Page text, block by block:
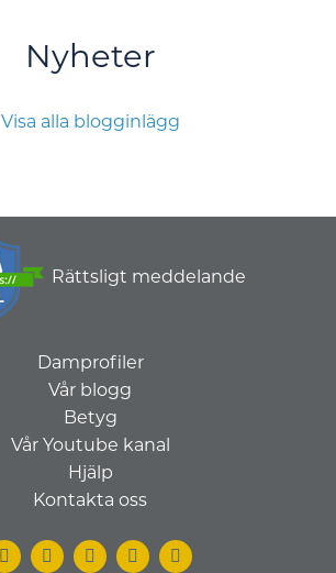
Nyheter
Visa alla blogginlägg
Rättsligt meddelande
Damprofiler
Vår blogg
Betyg
Vår Youtube kanal
Hjälp
Kontakta oss